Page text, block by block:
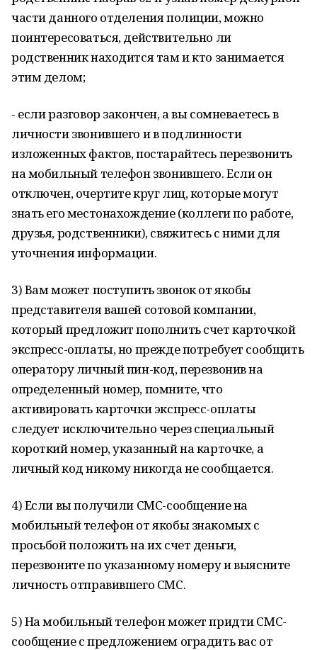
части данного отделения полиции, можно
поинтересоваться, действительно ли
родственник находится там и кто занимается
этим делом;
- если разговор закончен, а вы сомневаетесь в
личности звонившего и в подлинности
изложенных фактов, постарайтесь перезвонить
на мобильный телефон звонившего. Если он
отключен, очертите круг лиц, которые могут
знать его местонахождение (коллеги по работе,
друзья, родственники), свяжитесь с ними для
уточнения информации.
3) Вам может поступить звонок от якобы
представителя вашей сотовой компании,
который предложит пополнить счет карточкой
экспресс-оплаты, но прежде потребует сообщить
оператору личный пин-код, перезвонив на
определенный номер, помните, что
активировать карточки экспресс-оплаты
следует исключительно через специальный
короткий номер, указанный на карточке, а
личный код никому никогда не сообщается.
4) Если вы получили СМС-сообщение на
мобильный телефон от якобы знакомых с
просьбой положить на их счет деньги,
перезвоните по указанному номеру и выясните
личность отправившего СМС.
5) На мобильный телефон может придти СМС-
сообщение с предложением оградить вас от